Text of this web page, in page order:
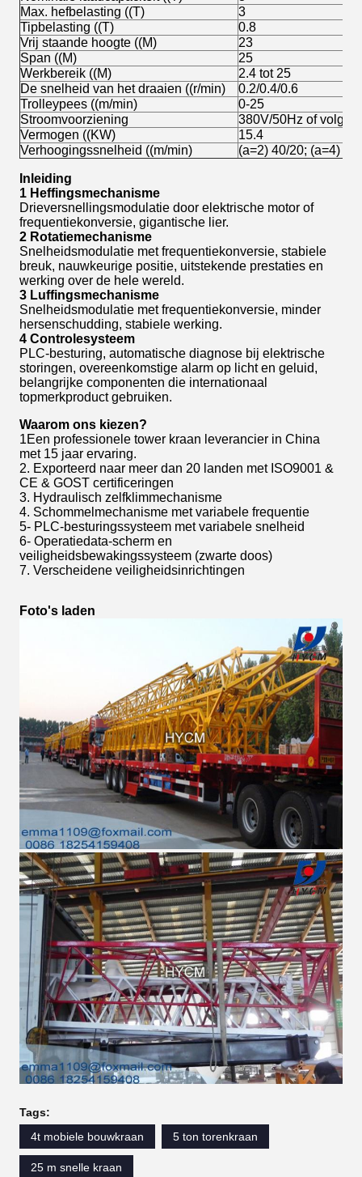
Max. hefbelasting ((T)
3
Tipbelasting ((T)
0.8
Vrij staande hoogte ((M)
23
Span ((M)
25
Werkbereik ((M)
2.4 tot 25
De snelheid van het draaien ((r/min)
0.2/0.4/0.6
Trolleypees ((m/min)
0-25
Stroomvoorziening
380V/50Hz of
Vermogen ((KW)
15.4
Verhoogingssnelheid ((m/min)
(a=2) 40/20; (a=4)
Inleiding
1 Heffingsmechanisme
Drieversnellingsmodulatie door elektrische motor of
frequentiekonversie, gigantische lier.
2 Rotatiemechanisme
Snelheidsmodulatie met frequentiekonversie, stabiele
breuk, nauwkeurige positie, uitstekende prestaties en
werking over de hele wereld.
3 Luffingsmechanisme
Snelheidsmodulatie met frequentiekonversie, minder
hersenschudding, stabiele werking.
4 Controlesysteem
PLC-besturing, automatische diagnose bij elektrische
storingen, overeenkomstige alarm op licht en geluid,
belangrijke componenten die internationaal
topmerkproduct gebruiken.
Waarom ons kiezen?
1Een professionele tower kraan leverancier in China
met 15 jaar ervaring.
2. Exporteerd naar meer dan 20 landen met ISO9001 &
CE & GOST certificeringen
3. Hydraulisch zelfklimmechanisme
4. Schommelmechanisme met variabele frequentie
5- PLC-besturingssysteem met variabele snelheid
6- Operatiedata-scherm en
veiligheidsbewakingssysteem (zwarte doos)
7. Verscheidene veiligheidsinrichtingen
Foto's laden
Tags:
4t mobiele bouwkraan
5 ton torenkraan
25 m snelle kraan